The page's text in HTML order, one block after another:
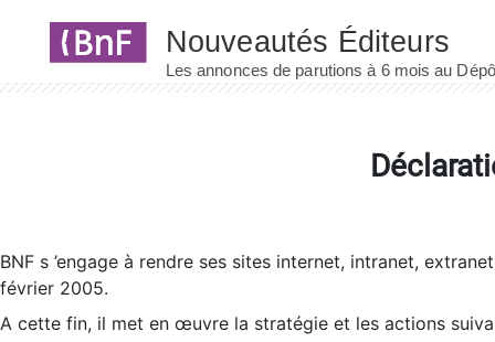
BNF s ’engage à rendre ses sites internet, intranet,
février 2005.
A cette fin, il met en œuvre la stratégie et les actions